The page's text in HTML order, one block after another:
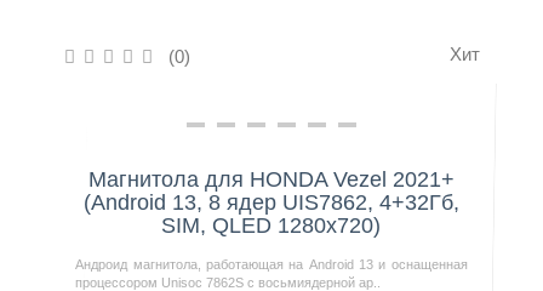
(0) Хит
Нашли дешевле?
Магнитола для HONDA Vezel 2021+
(Android 13, 8 ядер UIS7862, 4+32Гб,
SIM, QLED 1280x720)
Андроид магнитола, работающая на Android 13 и оснащенная
процессором Unisoc 7862S с восьмиядерной ар..